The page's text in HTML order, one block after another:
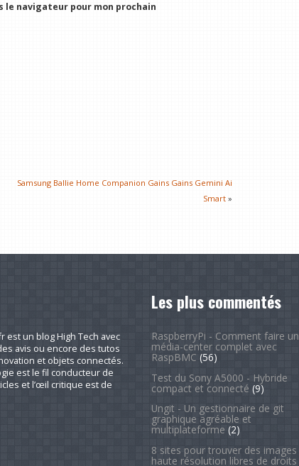
le navigateur pour mon prochain
Samsung Ballie Home Companion Gains Gains Gemini Ai
Smart»
est un blog High Tech avec
avis ou encore des tutos
et objets connectés.
est le fil conducteur de
et l’œil critique est de
Les plus commentés
RaspberryPi - Comment faire un
média-center complet avec
RaspBMC (56)
Test du Sony A5000 - Hybride
compact et connecté (9)
Ungit - Un gestionnaire de git
graphique agréable et
multiplateforme (2)
8 sites pour trouver des images
haute résolution libres de droits